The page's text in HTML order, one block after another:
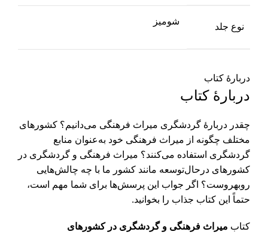
نوع جلد
شومیز
دربارهٔ کتاب
دربارهٔ کتاب
چقدر دربارۀ گردشگری میراث فرهنگی می‌دانیم؟ کشورهای
مختلف چگونه از میراث فرهنگی خود به­‌عنوان منابع
گردشگری استفاده می­‌کنند؟ میراث فرهنگی و گردشگری در
کشورهای درحال‌توسعه مانند کشور ما با چه چالش‌­هایی
روبه­روست؟ اگر جواب این پرسش‌­ها برای شما مهم است،
حتماً این کتاب جذاب را بخوانید.
کتاب میراث فرهنگی و گردشگری در کشورهای